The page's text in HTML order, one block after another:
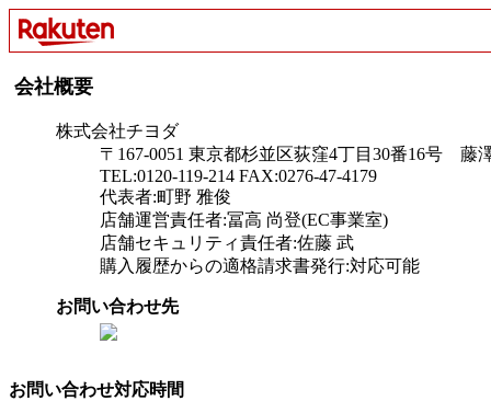
会社概要
株式会社チヨダ
〒167-0051 東京都杉並区荻窪4丁目30番16号 藤
TEL:0120-119-214 FAX:0276-47-4179
代表者:町野 雅俊
店舗運営責任者:冨高 尚登(EC事業室)
店舗セキュリティ責任者:佐藤 武
購入履歴からの適格請求書発行:対応可能
お問い合わせ先
お問い合わせ対応時間